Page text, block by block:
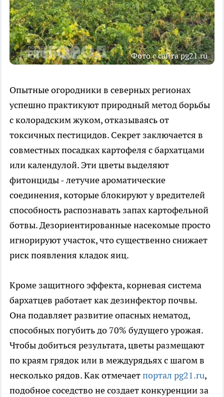
Фото с сайта pg21.ru
Опытные огородники в северных регионах
успешно практикуют природный метод борьбы
с колорадским жуком, отказываясь от
токсичных пестицидов. Секрет заключается в
совместных посадках картофеля с бархатцами
или календулой. Эти цветы выделяют
фитонциды - летучие ароматические
соединения, которые блокируют у вредителей
способность распознавать запах картофельной
ботвы. Дезориентированные насекомые просто
игнорируют участок, что существенно снижает
риск появления кладок яиц.
Кроме защитного эффекта, корневая система
бархатцев работает как дезинфектор почвы.
Она подавляет развитие опасных нематод,
способных погубить до 70% будущего урожая.
Чтобы добиться результата, цветы размещают
по краям грядок или в междурядьях с шагом в
несколько рядов. Как отмечаетпортал pg21.ru,
подобное соседство не создает конкуренции за